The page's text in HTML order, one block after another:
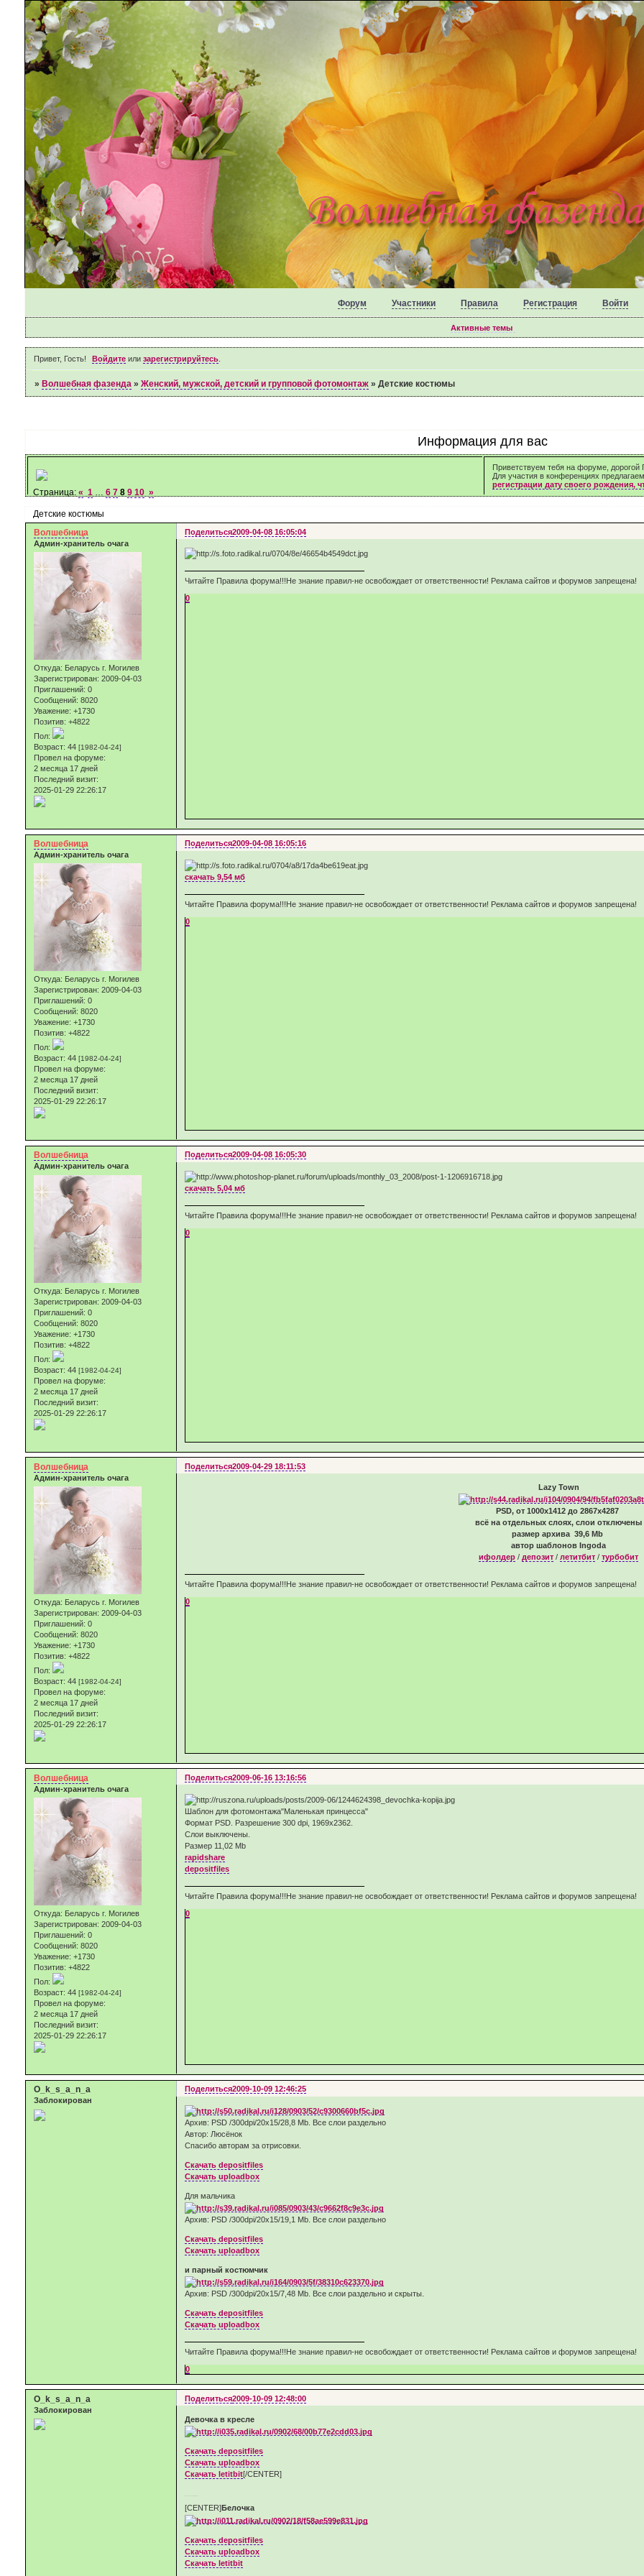
Форум Участники Правила Регистрация Войти
Активные темы
Привет, Гость! Войдите илизарегистрируйтесь
» Волшебная фазенда » Женский, мужской, детский и групповой фотомонтаж » Детские костюмы
Информация для вас
Приветствуем тебя на форуме, дорогой
Для участия в конференциях
регистрации дату своего
Детские костюмы
Страница: « 1 … 6 7 8 9 10 »
Поделиться2009-04-08 16:05:04
Волшебница
Админ-хранитель очага
Откуда: Беларусь г. Могилев
Зарегистрирован: 2009-04-03
Приглашений: 0
Сообщений: 8020
Уважение: +1730
Позитив: +4822
Пол:
Возраст: 44 [1982-04-24]
Провел на форуме:
2 месяца 17 дней
Последний визит:
2025-01-29 22:26:17
Читайте Правила форума!!!Не знание правил-не освобождает от ответственности! Реклама сайтов и форумов запрещена!
0
Поделиться2009-04-08 16:05:16
Волшебница
Админ-хранитель очага
Откуда: Беларусь г. Могилев
Зарегистрирован: 2009-04-03
Приглашений: 0
Сообщений: 8020
Уважение: +1730
Позитив: +4822
Пол:
Возраст: 44 [1982-04-24]
Провел на форуме:
2 месяца 17 дней
Последний визит:
2025-01-29 22:26:17
скачать 9,54 мб
Читайте Правила форума!!!Не знание правил-не освобождает от ответственности! Реклама сайтов и форумов запрещена!
0
Поделиться2009-04-08 16:05:30
Волшебница
Админ-хранитель очага
Откуда: Беларусь г. Могилев
Зарегистрирован: 2009-04-03
Приглашений: 0
Сообщений: 8020
Уважение: +1730
Позитив: +4822
Пол:
Возраст: 44 [1982-04-24]
Провел на форуме:
2 месяца 17 дней
Последний визит:
2025-01-29 22:26:17
скачать 5,04 мб
Читайте Правила форума!!!Не знание правил-не освобождает от ответственности! Реклама сайтов и форумов запрещена!
0
Поделиться2009-04-29 18:11:53
Волшебница
Админ-хранитель очага
Откуда: Беларусь г. Могилев
Зарегистрирован: 2009-04-03
Приглашений: 0
Сообщений: 8020
Уважение: +1730
Позитив: +4822
Пол:
Возраст: 44 [1982-04-24]
Провел на форуме:
2 месяца 17 дней
Последний визит:
2025-01-29 22:26:17
Lazy Town
PSD, от 1000х1412 до 2867х4287
всё на отдельных слоях, слои отключены
размер архива 39,6 Mb
автор шаблонов Ingoda
ифолдер / депозит / летитбит / турбобит
Читайте Правила форума!!!Не знание правил-не освобождает от ответственности! Реклама сайтов и форумов запрещена!
0
Поделиться2009-06-16 13:16:56
Волшебница
Админ-хранитель очага
Откуда: Беларусь г. Могилев
Зарегистрирован: 2009-04-03
Приглашений: 0
Сообщений: 8020
Уважение: +1730
Позитив: +4822
Пол:
Возраст: 44 [1982-04-24]
Провел на форуме:
2 месяца 17 дней
Последний визит:
2025-01-29 22:26:17
Шаблон для фотомонтажа"Маленькая принцесса"
Формат PSD. Разрешение 300 dpi, 1969х2362.
Слои выключены.
Размер 11,02 Mb
rapidshare
depositfiles
Читайте Правила форума!!!Не знание правил-не освобождает от ответственности! Реклама сайтов и форумов запрещена!
0
Поделиться2009-10-09 12:46:25
O_k_s_a_n_a
Заблокирован
Архив: PSD /300dpi/20х15/28,8 Мb. Все слои раздельно
Автор: Люсёнок
Спасибо авторам за отрисовки.
Скачать depositfiles
Скачать uploadbox
Для мальчика
Архив: PSD /300dpi/20х15/19,1 Мb. Все слои раздельно
Скачать depositfiles
Скачать uploadbox
и парный костюмчик
Архив: PSD /300dpi/20х15/7,48 Мb. Все слои раздельно и скрыты.
Скачать depositfiles
Скачать uploadbox
Читайте Правила форума!!!Не знание правил-не освобождает от ответственности! Реклама сайтов и форумов запрещена!
0
Поделиться2009-10-09 12:48:00
O_k_s_a_n_a
Заблокирован
Девочка в кресле
Скачать depositfiles
Скачать uploadbox
Скачать letitbit[/CENTER]
[CENTER] Белочка
Скачать depositfiles
Скачать uploadbox
Скачать letitbit